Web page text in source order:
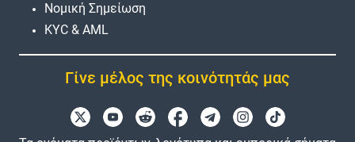
Νομική Σημείωση
KYC & AML
Γίνε μέλος της κοινότητάς μας